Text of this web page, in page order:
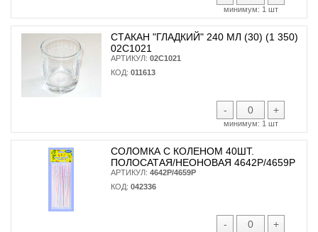
минимум: 1 шт
СТАКАН "ГЛАДКИЙ" 240 МЛ (30) (1 350)
02С1021
АРТИКУЛ: 02С1021
КОД: 011613
- +
минимум: 1 шт
СОЛОМКА С КОЛЕНОМ 40ШТ.
ПОЛОСАТАЯ/НЕОНОВАЯ 4642Р/4659Р
АРТИКУЛ: 4642Р/4659Р
КОД: 042336
- +